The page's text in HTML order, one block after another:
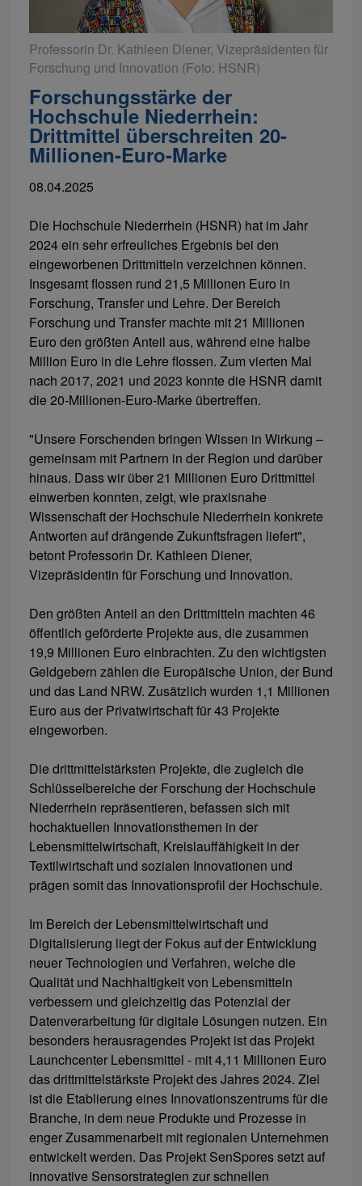
Professorin Dr. Kathleen Diener, Vizepräsidenten für
Forschung und Innovation (Foto: HSNR)
Forschungsstärke der
Hochschule Niederrhein:
Drittmittel überschreiten 20-
Millionen-Euro-Marke
08.04.2025
Die Hochschule Niederrhein (HSNR) hat im Jahr
2024 ein sehr erfreuliches Ergebnis bei den
eingeworbenen Drittmitteln verzeichnen können.
Insgesamt flossen rund 21,5 Millionen Euro in
Forschung, Transfer und Lehre. Der Bereich
Forschung und Transfer machte mit 21 Millionen
Euro den größten Anteil aus, während eine halbe
Million Euro in die Lehre flossen. Zum vierten Mal
nach 2017, 2021 und 2023 konnte die HSNR damit
die 20-Millionen-Euro-Marke übertreffen.
"Unsere Forschenden bringen Wissen in Wirkung –
gemeinsam mit Partnern in der Region und darüber
hinaus. Dass wir über 21 Millionen Euro Drittmittel
einwerben konnten, zeigt, wie praxisnahe
Wissenschaft der Hochschule Niederrhein konkrete
Antworten auf drängende Zukunftsfragen liefert",
betont Professorin Dr. Kathleen Diener,
Vizepräsidentin für Forschung und Innovation.
Den größten Anteil an den Drittmitteln machten 46
öffentlich geförderte Projekte aus, die zusammen
19,9 Millionen Euro einbrachten. Zu den wichtigsten
Geldgebern zählen die Europäische Union, der Bund
und das Land NRW. Zusätzlich wurden 1,1 Millionen
Euro aus der Privatwirtschaft für 43 Projekte
eingeworben.
Die drittmittelstärksten Projekte, die zugleich die
Schlüsselbereiche der Forschung der Hochschule
Niederrhein repräsentieren, befassen sich mit
hochaktuellen Innovationsthemen in der
Lebensmittelwirtschaft, Kreislauffähigkeit in der
Textilwirtschaft und sozialen Innovationen und
prägen somit das Innovationsprofil der Hochschule.
Im Bereich der Lebensmittelwirtschaft und
Digitalisierung liegt der Fokus auf der Entwicklung
neuer Technologien und Verfahren, welche die
Qualität und Nachhaltigkeit von Lebensmitteln
verbessern und gleichzeitig das Potenzial der
Datenverarbeitung für digitale Lösungen nutzen. Ein
besonders herausragendes Projekt ist das Projekt
Launchcenter Lebensmittel - mit 4,11 Millionen Euro
das drittmittelstärkste Projekt des Jahres 2024. Ziel
ist die Etablierung eines Innovationszentrums für die
Branche, in dem neue Produkte und Prozesse in
enger Zusammenarbeit mit regionalen Unternehmen
entwickelt werden. Das Projekt SenSpores setzt auf
innovative Sensorstrategien zur schnellen